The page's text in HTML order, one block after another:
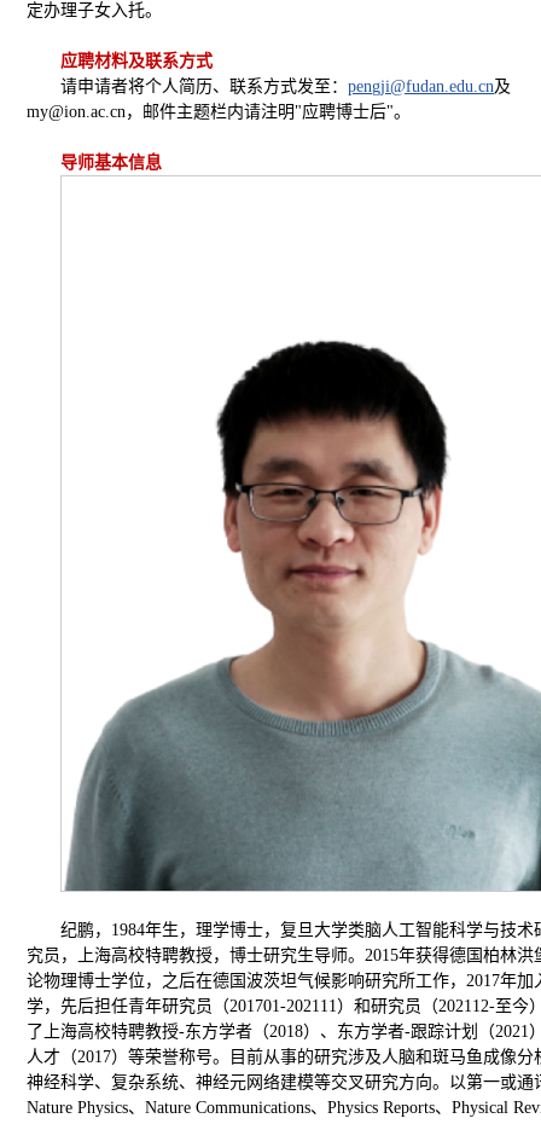
定办理子女入托。
应聘材料及联系方式
请申请者将个人简历、联系方式发至：pengji@fudan.edu.cn及
my@ion.ac.cn，邮件主题栏内请注明"应聘博士后"。
导师基本信息
纪鹏，1984年生，理学博士，复旦大学类脑人工智能科学与技术
究员，上海高校特聘教授，博士研究生导师。2015年获得德国柏林洪
论物理博士学位，之后在德国波茨坦气候影响研究所工作，2017年加
学，先后担任青年研究员（201701-202111）和研究员（202112-至今
了上海高校特聘教授-东方学者（2018）、东方学者-跟踪计划（2021
人才（2017）等荣誉称号。目前从事的研究涉及人脑和斑马鱼成像分
神经科学、复杂系统、神经元网络建模等交叉研究方向。以第一或通
Nature Physics、Nature Communications、Physics Reports、Physical